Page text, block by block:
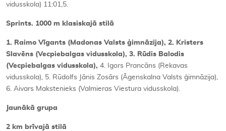
vidusskola) 11:01,5.
Sprints. 1000 m klasiskajā stilā
1. Raimo Vīgants (Madonas Valsts ģimnāzija), 2. Kristers
Slavēns (Vecpiebalgas vidusskola), 3. Rūdis Balodis
(Vecpiebalgas vidusskola), 4. Igors Prancāns (Rekavas
vidusskola), 5. Rūdolfs Jānis Zosārs (Āgenskalna Valsts ģimnāzija),
6. Aivars Makstenieks (Valmieras Viestura vidusskola).
Jaunākā grupa
2 km brīvajā stilā